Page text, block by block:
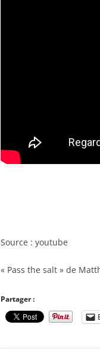
Source : youtube
« Pass the salt » de
Partager :